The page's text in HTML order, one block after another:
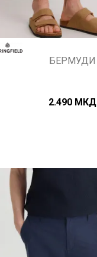
БЕРМУДИ
2.490 МКД